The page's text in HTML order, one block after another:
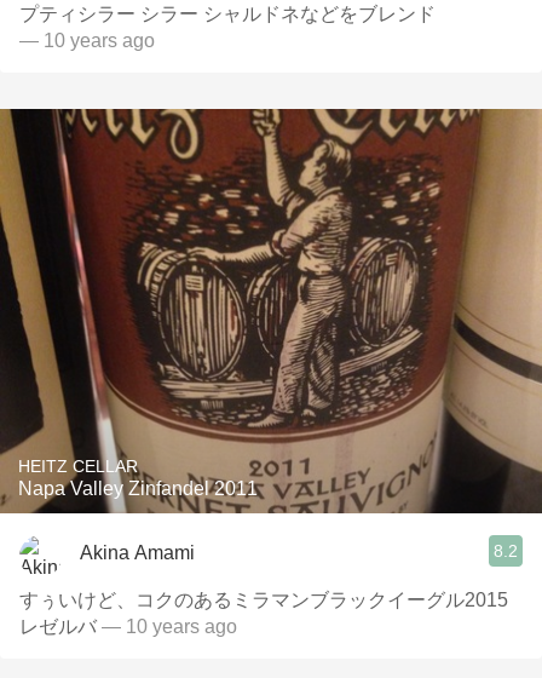
プティシラー シラー シャルドネなどをブレンド
— 10 years ago
HEITZ CELLAR
Napa Valley Zinfandel 2011
Akina Amami 8.2
すぅいけど、コクのあるミラマンブラックイーグル2015
レゼルバ — 10 years ago